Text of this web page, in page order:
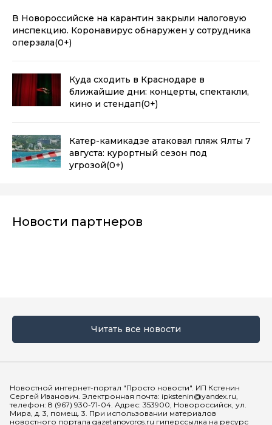
В Новороссийске на карантин закрыли налоговую
инспекцию. Коронавирус обнаружен у сотрудника
оперзала(0+)
Куда сходить в Краснодаре в
ближайшие дни: концерты, спектакли,
кино и стендап(0+)
Катер-камикадзе атаковал пляж Ялты 7
августа: курортный сезон под
угрозой(0+)
Новости партнеров
Читать все новости
Новостной интернет-портал "Просто новости". ИП Кстенин
Сергей Иванович. Электронная почта: ipkstenin@yandex.ru,
телефон: 8 (967) 930-71-04. Адрес: 353900, Новороссийск, ул.
Мира, д. 3, помещ. 3. При использовании материалов
новостного портала gazetanovoros.ru гиперссылка на ресурс